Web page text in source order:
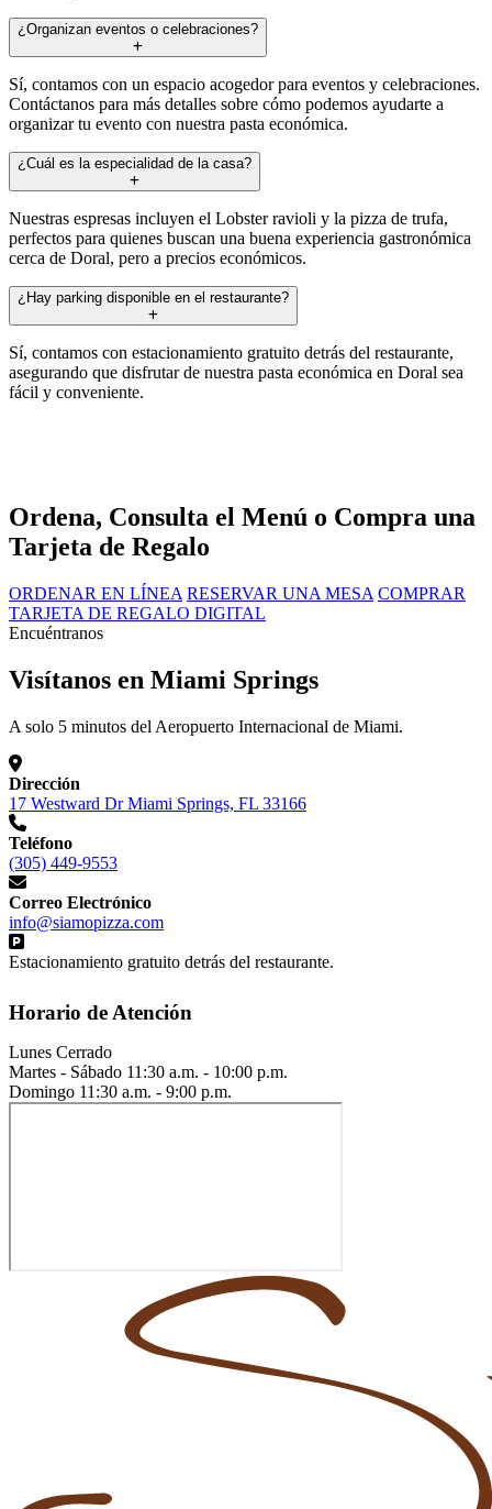
¿Organizan eventos o celebraciones?
Sí, contamos con un espacio acogedor para eventos y celebraciones.
Contáctanos para más detalles sobre cómo podemos ayudarte a
organizar tu evento con nuestra pasta económica.
¿Cuál es la especialidad de la casa?
Nuestras espresas incluyen el Lobster ravioli y la pizza de trufa,
perfectos para quienes buscan una buena experiencia gastronómica
cerca de Doral, pero a precios económicos.
¿Hay parking disponible en el restaurante?
Sí, contamos con estacionamiento gratuito detrás del restaurante,
asegurando que disfrutar de nuestra pasta económica en Doral sea
fácil y conveniente.
Ordena, Consulta el Menú o Compra una
Tarjeta de Regalo
ORDENAR EN LÍNEA RESERVAR UNA MESA COMPRAR
TARJETA DE REGALO DIGITAL
Encuéntranos
Visítanos en Miami Springs
A solo 5 minutos del Aeropuerto Internacional de Miami.
Dirección
17 Westward Dr Miami Springs, FL 33166
Teléfono
(305) 449-9553
Correo Electrónico
info@siamopizza.com
Estacionamiento gratuito detrás del restaurante.
Horario de Atención
Lunes Cerrado
Martes - Sábado 11:30 a.m. - 10:00 p.m.
Domingo 11:30 a.m. - 9:00 p.m.